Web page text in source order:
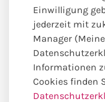
Meisterhand
Wir liefern unsere
Ihnen nach Hause
kreativ aus der Hand
in Kindelbrück.
(Sonder) Tarife,
Einwilligung
jederzeit mit
Manager
Informationen
Cookies finden